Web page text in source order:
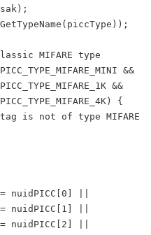
&&
&&
{
is not of type MIFARE